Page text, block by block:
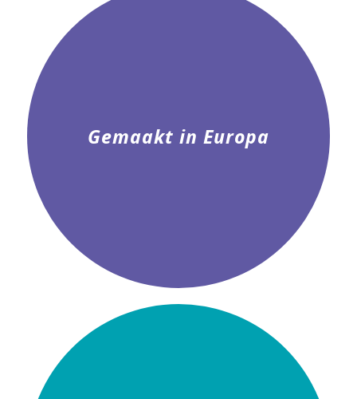
Gemaakt in Europa